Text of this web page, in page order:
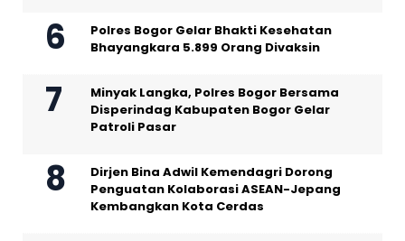
Polres Bogor Gelar Bhakti Kesehatan
Bhayangkara 5.899 Orang Divaksin
Minyak Langka, Polres Bogor Bersama
Disperindag Kabupaten Bogor Gelar
Patroli Pasar
Dirjen Bina Adwil Kemendagri Dorong
Penguatan Kolaborasi ASEAN-Jepang
Kembangkan Kota Cerdas